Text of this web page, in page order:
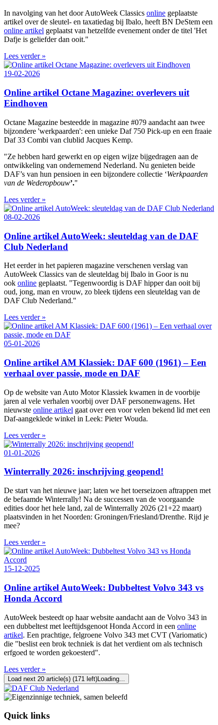
In navolging van het door AutoWeek Classics online geplaatste
artikel over de sleutel- en taxatiedag bij Ibalo, heeft BN DeStem een
online artikel geplaatst van hetzelfde evenement onder de titel 'Het
Dafje is geliefder dan ooit."
Lees verder »
19-02-2026
Online artikel Octane Magazine: overlevers uit
Eindhoven
Octane Magazine besteedde in magazine #079 aandacht aan twee
bijzondere 'werkpaarden': een unieke Daf 750 Pick-up en een fraaie
Daf 33 Combi van clublid Jacques Kemp.
"Ze hebben hard gewerkt en op eigen wijze bijgedragen aan de
ontwikkeling van ondernemend Nederland. Nu genieten beide
DAF’s van hun pensioen in een bijzondere collectie ‘Werkpaarden
van de Wederopbouw’."
Lees verder »
08-02-2026
Online artikel AutoWeek: sleuteldag van de DAF
Club Nederland
Het eerder in het papieren magazine verschenen verslag van
AutoWeek Classics van de sleuteldag bij Ibalo in Goor is nu
ook online geplaatst. "Tegenwoordig is DAF hipper dan ooit bij
oud, jong, man en vrouw, zo bleek tijdens een sleuteldag van de
DAF Club Nederland."
Lees verder »
05-01-2026
Online artikel AM Klassiek: DAF 600 (1961) – Een
verhaal over passie, mode en DAF
Op de website van Auto Motor Klassiek kwamen in de voorbije
jaren al vele verhalen voorbij over DAF personenwagens. Het
nieuwste online artikel gaat over een voor velen bekend lid met een
Daf-aangeklede winkel in Leek: Pieter Wouda.
Lees verder »
01-01-2026
Winterrally 2026: inschrijving geopend!
De start van het nieuwe jaar; laten we het toerseizoen aftrappen met
de befaamde Winterrally! Na de successen van de voorgaande
edities door het hele land, zal de Winterrally 2026 (21+22 maart)
plaatsvinden in het Noorden: Groningen/Friesland/Drenthe. Rijd je
mee?
Lees verder »
15-12-2025
Online artikel AutoWeek: Dubbeltest Volvo 343 vs
Honda Accord
AutoWeek besteedt op haar website aandacht aan de Volvo 343 in
een dubbeltest met leeftijdsgenoot Honda Accord in een online
artikel. Een prachtige, felgroene Volvo 343 met CVT (Variomatic)
die "beslist een brok techniek is dat het verdient om als technisch
erfgoed te worden gekoesterd".
Lees verder »
Load next 20 article(s) (171 left)Loading...
Quick links